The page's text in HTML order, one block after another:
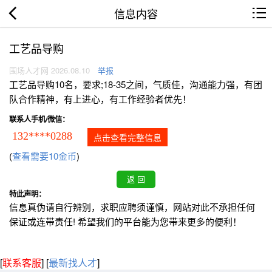
信息内容
工艺品导购
围场人才网 2026.08.10 举报
工艺品导购10名，要求;18-35之间，气质佳，沟通能力强，有团
队合作精神，有上进心，有工作经验者优先！
联系人手机/微信：
132****0288 点击查看完整信息
(查看需要10金币)
特此声明：
信息真伪请自行辨别，求职应聘须谨慎，网站对此不承担任何
保证或连带责任! 希望我们的平台能为您带来更多的便利！
[联系客服] [最新找人才]